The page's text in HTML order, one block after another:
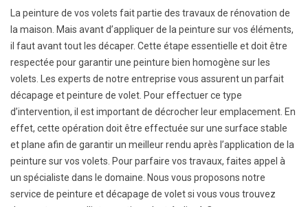
La peinture de vos volets fait partie des travaux de rénovation de
la maison. Mais avant d’appliquer de la peinture sur vos éléments,
il faut avant tout les décaper. Cette étape essentielle et doit être
respectée pour garantir une peinture bien homogène sur les
volets. Les experts de notre entreprise vous assurent un parfait
décapage et peinture de volet. Pour effectuer ce type
d’intervention, il est important de décrocher leur emplacement. En
effet, cette opération doit être effectuée sur une surface stable
et plane afin de garantir un meilleur rendu après l’application de la
peinture sur vos volets. Pour parfaire vos travaux, faites appel à
un spécialiste dans le domaine. Nous vous proposons notre
service de peinture et décapage de volet si vous vous trouvez